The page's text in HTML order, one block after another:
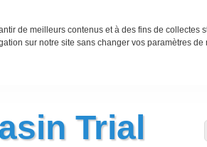
de meilleurs contenus et à des fins de collectes
sur notre site sans changer vos paramètres
Trial